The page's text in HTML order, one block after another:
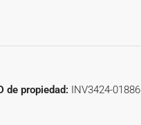
de propiedad: INV3424-01886